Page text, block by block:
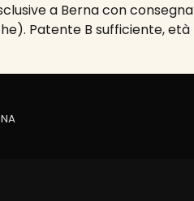
a Berna con
Patente B sufficiente,